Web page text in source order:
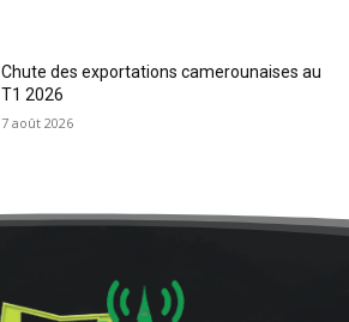
Chute des exportations camerounaises au
T1 2026
7 août 2026